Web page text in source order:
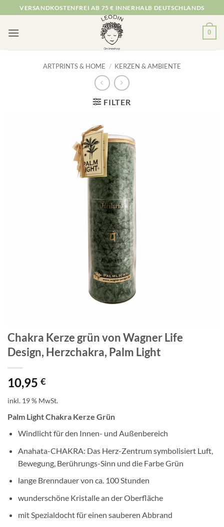
Inhalt
springen
VERSANDKOSTENFREI AB 75 € INNERHALB DEUTSCHLANDS
0
ARTPRINTS & HOME / KERZEN & AMBIENTE
FILTER
Chakra Kerze grün von Wagner Life
Design, Herzchakra, Palm Light
10,95 €
inkl. 19 % MwSt.
Palm Light Chakra Kerze Grün
Windlicht für den Innen- und Außenbereich
Anahata-CHAKRA: Das Herz-Zentrum symbolisiert Luft,
Bewegung, Berührungs-Sinn und die Farbe Grün
lange Brenndauer von ca. 100 Stunden
wunderschöne Kristalle an der Oberfläche
mit Spezialdocht für einen sauberen Abbrand